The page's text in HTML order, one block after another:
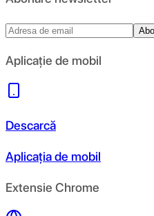
Aplicație de mobil
Descarcă
Aplicația de mobil
Extensie Chrome